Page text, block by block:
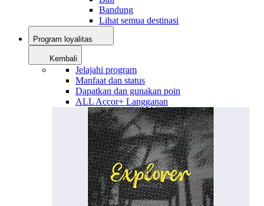
Bandung
Lihat semua destinasi
Program loyalitas
Kembali
Jelajahi program
Manfaat dan status
Dapatkan dan gunakan poin
ALL Accor+ Langganan